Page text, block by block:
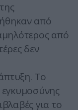
από
από
δεν
Το
για το